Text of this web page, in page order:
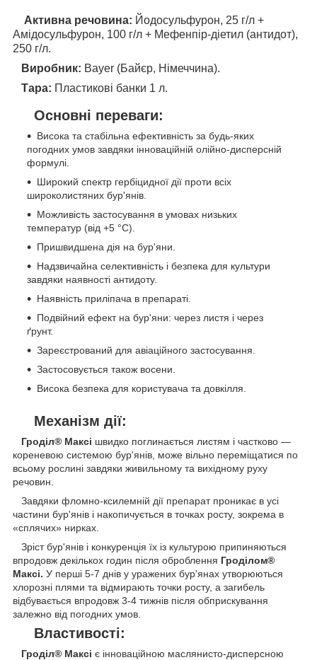
Активна речовина: Йодосульфурон, 25 г/л +
Амідосульфурон, 100 г/л + Мефенпір-діетил (антидот),
250 г/л.
Виробник: Bayer (Байєр, Німеччина).
Тара: Пластикові банки 1 л.
Основні переваги:
Висока та стабільна ефективність за будь-яких
погодних умов завдяки інноваційній олійно-дисперсній
формулі.
Широкий спектр гербіцидної дії проти всіх
широколистяних бур'янів.
Можливість застосування в умовах низьких
температур (від +5 °C).
Пришвидшена дія на бур'яни.
Надзвичайна селективність і безпека для культури
завдяки наявності антидоту.
Наявність приліпача в препараті.
Подвійний ефект на бур'яни: через листя і через
ґрунт.
Зареєстрований для авіаційного застосування.
Застосовується також восени.
Висока безпека для користувача та довкілля.
Механізм дії:
Гроділ® Максі швидко поглинається листям і частково —
кореневою системою бур'янів, може вільно переміщатися по
всьому рослині завдяки живильному та вихідному руху
речовин.
Завдяки фломно-ксилемній дії препарат проникає в усі
частини бур'янів і накопичується в точках росту, зокрема в
«сплячих» нирках.
Зріст бур'янів і конкуренція їх із культурою припиняються
впродовж декількох годин після оброблення Гроділом®
Максі. У перші 5-7 днів у уражених бур'янах утворюються
хлорозні плями та відмирають точки росту, а загибель
відбувається впродовж 3-4 тижнів після обприскування
залежно від погодних умов.
Властивості:
Гроділ® Максі є інноваційною маслянисто-дисперсною